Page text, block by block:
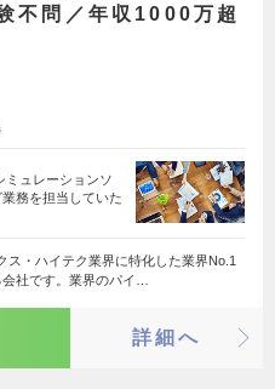
不問／年収1000万超
ミュレーションソ
務を担当していた
ス・ハイテク業界に特化した業界No.1
社です。業界のパイ…
詳細へ